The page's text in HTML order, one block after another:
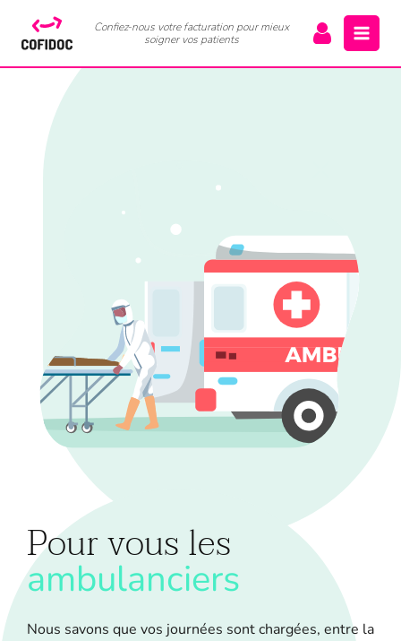
Confiez-nous votre facturation pour mieux
soigner vos patients
Pour vous les
ambulanciers
Nous savons que vos journées sont chargées, entre la